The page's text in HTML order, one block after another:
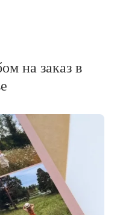
на заказ в